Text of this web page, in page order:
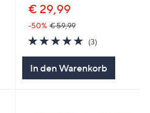
€ 29,99
-50% € 59,99
5.0
von
(3)3
In den Warenkorb